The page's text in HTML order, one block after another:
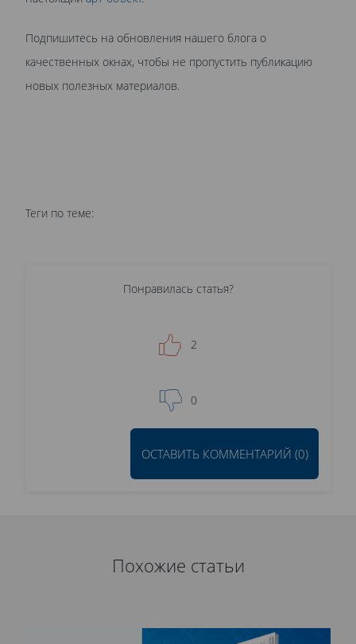
Подпишитесь на обновления нашего блога о
качественных окнах, чтобы не пропустить публикацию
новых полезных материалов.
Теги по теме:
Понравилась статья?
2
0
ОСТАВИТЬ КОММЕНТАРИЙ (0)
Похожие статьи